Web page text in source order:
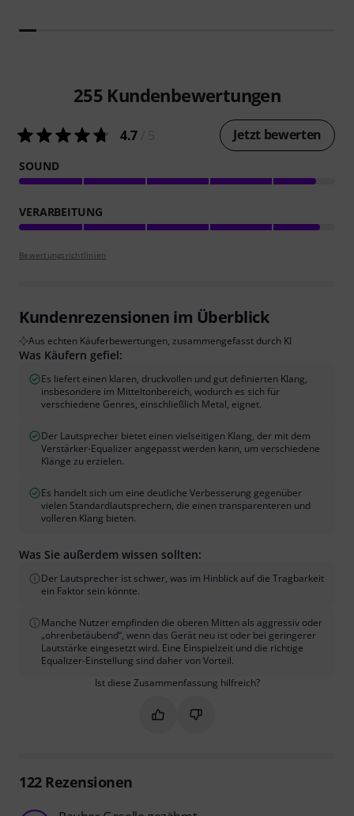
255 Kundenbewertungen
4.7 Jetzt bewerten
SOUND
VERARBEITUNG
Bewertungsrichtlinien
Kundenrezensionen im Überblick
Aus echten Käuferbewertungen, zusammengefasst durch KI
Was Käufern gefiel:
Es liefert einen klaren, druckvollen und gut definierten Klang,
insbesondere im Mitteltonbereich, wodurch es sich für
verschiedene Genres, einschließlich Metal, eignet.
Der Lautsprecher bietet einen vielseitigen Klang, der mit dem
Verstärker-Equalizer angepasst werden kann, um verschiedene
Klänge zu erzielen.
Es handelt sich um eine deutliche Verbesserung gegenüber
vielen Standardlautsprechern, die einen transparenteren und
volleren Klang bieten.
Was Sie außerdem wissen sollten:
Der Lautsprecher ist schwer, was im Hinblick auf die Tragbarkeit
ein Faktor sein könnte.
Manche Nutzer empfinden die oberen Mitten als aggressiv oder
„ohrenbetäubend“, wenn das Gerät neu ist oder bei geringerer
Lautstärke eingesetzt wird. Eine Einspielzeit und die richtige
Equalizer-Einstellung sind daher von Vorteil.
Ist diese Zusammenfassung hilfreich?
Markieren Sie diese
Markieren Sie diese
122Rezensionen